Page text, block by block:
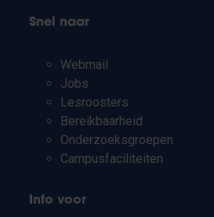
Snel naar
Webmail
Jobs
Lesroosters
Bereikbaarheid
Onderzoeksgroepen
Campusfaciliteiten
Info voor